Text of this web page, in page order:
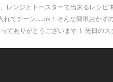
ンジとトースターで出来るレシ
てチーン.....ok！そんな簡単おか
ありがとうございます！ 先日の